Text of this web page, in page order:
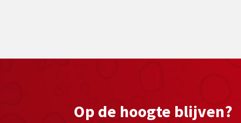
Op de hoogte blijven?